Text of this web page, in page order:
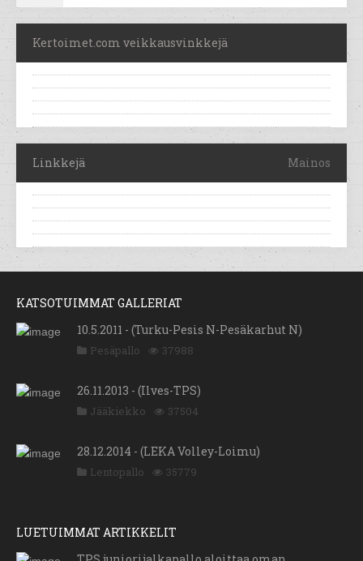
Kertoimet.com veikkausvinkkejä
Linkkejä Mainos
KATSOTUIMMAT GALLERIAT
10.5.2011 - (Turku-Pesis N-Pesäkarhut N)
Pesäpallo 37988
26.11.2013 - (Ilves-TPS)
Jääkiekko 37504
28.12.2014 - (LEKA Volley-Loimu)
Lentopallo 35779
LUETUIMMAT ARTIKKELIT